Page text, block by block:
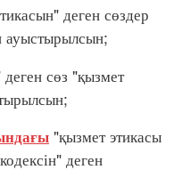
деген сөздер
ауыстырылсын;
сөз "қызмет
"қызмет этикасы
деген